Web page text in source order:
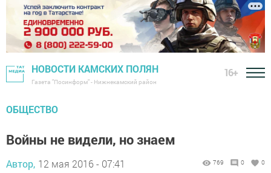
НОВОСТИ КАМСКИХ ПОЛЯН
Газета "Посинформ" - Нижнекамский район
16+
ОБЩЕСТВО
Войны не видели, но знаем
Автор, 12 мая 2016 - 07:41 769 0 0